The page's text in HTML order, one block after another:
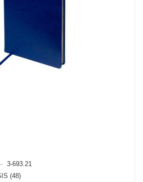
3-693.21
(48)